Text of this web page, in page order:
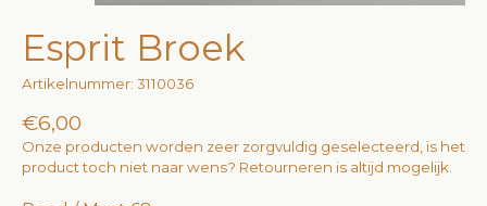
Esprit Broek
Artikelnummer: 3110036
€6,00
Onze producten worden zeer zorgvuldig geselecteerd, is het
product toch niet naar wens? Retourneren is altijd mogelijk.